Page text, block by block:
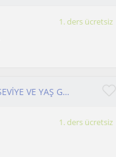
1. ders ücretsiz
YURT DIŞI DENEYİMLİ İNGİLİZCE ÖĞRETMENİNDEN TÜM SEVİYE VE YAŞ GRUPLARINA İNGİLİZCE EĞİTİMİ
1. ders ücretsiz